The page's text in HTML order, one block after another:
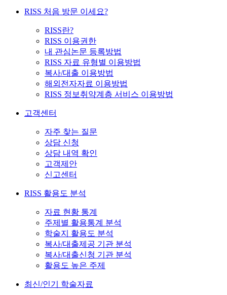
RISS 처음 방문 이세요?
RISS란?
RISS 이용권한
내 관심논문 등록방법
RISS 자료 유형별 이용방법
복사/대출 이용방법
해외전자자료 이용방법
RISS 정보취약계층 서비스 이용방법
고객센터
자주 찾는 질문
상담 신청
상담 내역 확인
고객제안
신고센터
RISS 활용도 분석
자료 현황 통계
주제별 활용통계 분석
학술지 활용도 분석
복사/대출제공 기관 분석
복사/대출신청 기관 분석
활용도 높은 주제
최신/인기 학술자료